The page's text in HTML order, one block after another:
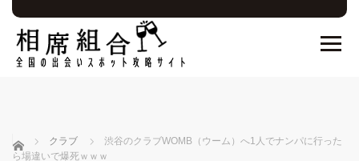
ホーム クラブ
渋谷のクラブWOMB（ウーム）へ1人でナンパに行った
ら場違いで爆死ｗｗｗ